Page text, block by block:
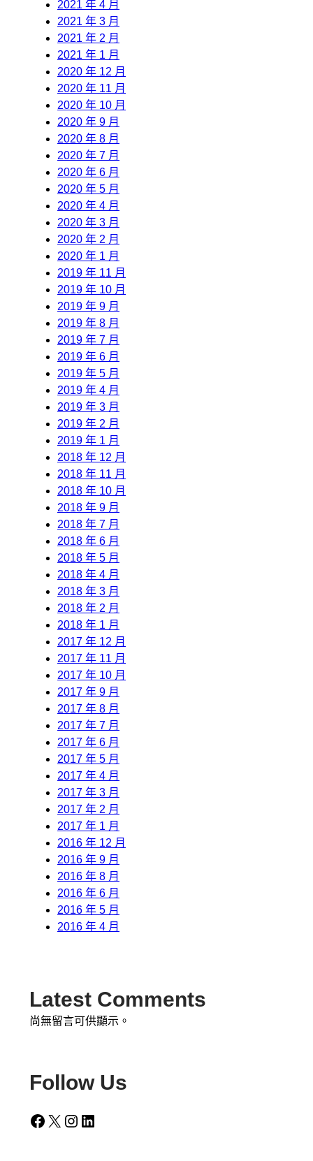
2021 年 4 月
2021 年 3 月
2021 年 2 月
2021 年 1 月
2020 年 12 月
2020 年 11 月
2020 年 10 月
2020 年 9 月
2020 年 8 月
2020 年 7 月
2020 年 6 月
2020 年 5 月
2020 年 4 月
2020 年 3 月
2020 年 2 月
2020 年 1 月
2019 年 11 月
2019 年 10 月
2019 年 9 月
2019 年 8 月
2019 年 7 月
2019 年 6 月
2019 年 5 月
2019 年 4 月
2019 年 3 月
2019 年 2 月
2019 年 1 月
2018 年 12 月
2018 年 11 月
2018 年 10 月
2018 年 9 月
2018 年 7 月
2018 年 6 月
2018 年 5 月
2018 年 4 月
2018 年 3 月
2018 年 2 月
2018 年 1 月
2017 年 12 月
2017 年 11 月
2017 年 10 月
2017 年 9 月
2017 年 8 月
2017 年 7 月
2017 年 6 月
2017 年 5 月
2017 年 4 月
2017 年 3 月
2017 年 2 月
2017 年 1 月
2016 年 12 月
2016 年 9 月
2016 年 8 月
2016 年 6 月
2016 年 5 月
2016 年 4 月
Latest Comments
尚無留言可供顯示。
Follow Us
Facebook X Instagram LinkedIn